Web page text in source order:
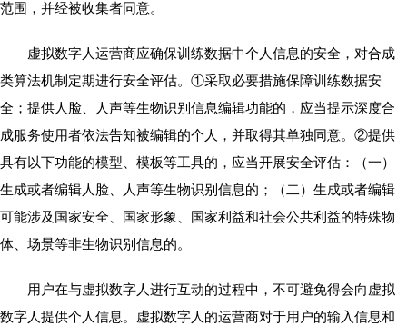
范围，并经被收集者同意。
虚拟数字人运营商应确保训练数据中个人信息的安全，对合成
类算法机制定期进行安全评估。①采取必要措施保障训练数据安
全；提供人脸、人声等生物识别信息编辑功能的，应当提示深度合
成服务使用者依法告知被编辑的个人，并取得其单独同意。②提供
具有以下功能的模型、模板等工具的，应当开展安全评估：（一）
生成或者编辑人脸、人声等生物识别信息的；（二）生成或者编辑
可能涉及国家安全、国家形象、国家利益和社会公共利益的特殊物
体、场景等非生物识别信息的。
用户在与虚拟数字人进行互动的过程中，不可避免得会向虚拟
数字人提供个人信息。虚拟数字人的运营商对于用户的输入信息和